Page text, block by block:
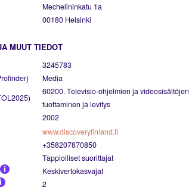
Mechelininkatu 1a
00180 Helsinki
MUUT TIEDOT
3245783
Media
60200. Televisio-ohjelmien ja videosisältöjen
tuottaminen ja levitys
2002
www.discoveryfinland.fi
+358207870850
Tappiolliset suorittajat
Keskivertokasvajat
2